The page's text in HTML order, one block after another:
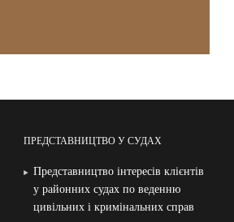
ПРЕДСТАВНИЦТВО У СУДАХ
Представництво інтересів клієнтів
у районних судах по веденню
цивільних і кримінальних справ